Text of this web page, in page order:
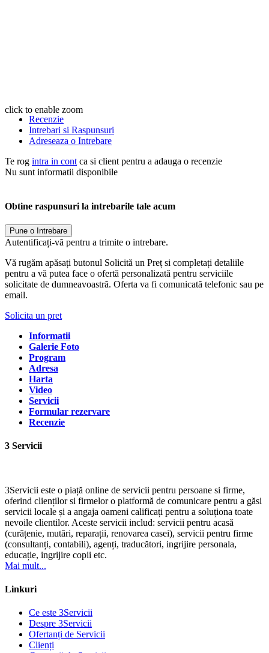
click to enable zoom
Recenzie
Intrebari si Raspunsuri
Adreseaza o Intrebare
Te rog intra in cont ca si client pentru a adauga o recenzie
Nu sunt informatii disponibile
Obtine raspunsuri la intrebarile tale acum
Pune o Intrebare
Autentificați-vă pentru a trimite o intrebare.
Vă rugăm apăsați butonul Solicită un Preț si completați detaliile
pentru a vă putea face o ofertă personalizată pentru serviciile
solicitate de dumneavoastră. Oferta va fi comunicată telefonic sau pe
email.
Solicita un pret
Informatii
Galerie Foto
Program
Adresa
Harta
Video
Servicii
Formular rezervare
Recenzie
3 Servicii
3Servicii este o piață online de servicii pentru persoane si firme,
oferind clienților si firmelor o platformă de comunicare pentru a găsi
servicii locale și a angaja oameni calificați pentru a soluționa toate
nevoile clientilor. Aceste servicii includ: servicii pentru acasă
(curățenie, mutări, reparații, renovarea casei), servicii pentru firme
(consultanți, contabili), agenți, traducători, ingrijire personala,
educație, ingrijire copii etc.
Mai mult...
Linkuri
Ce este 3Servicii
Despre 3Servicii
Ofertanți de Servicii
Clienți